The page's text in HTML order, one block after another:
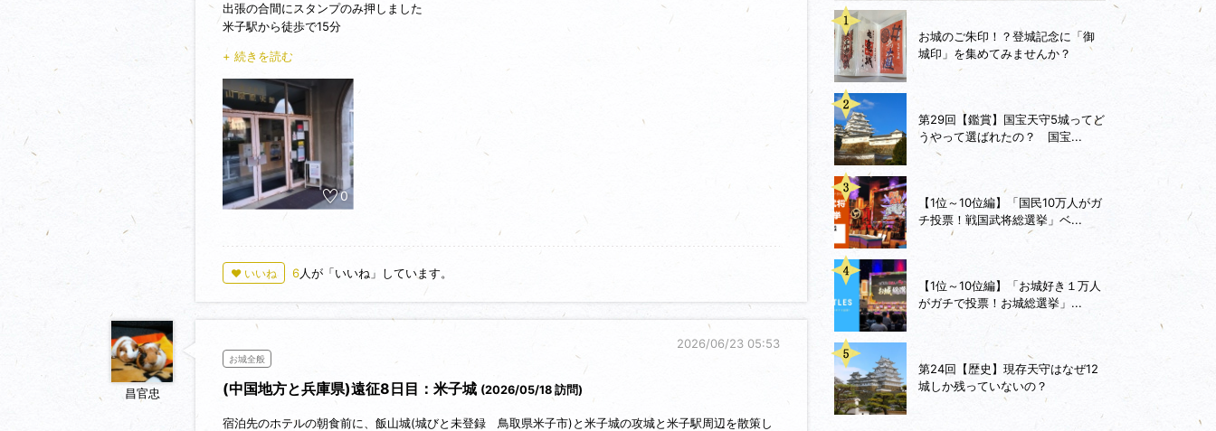
出張の合間にスタンプのみ押しました
米子駅から徒歩で15分
+ 続きを読む
0
♥ いいね 6人が「いいね」しています。
昌官忠
2026/06/23 05:53
お城全般
(中国地方と兵庫県)遠征8日目：米子城 (2026/05/18 訪問)
宿泊先のホテルの朝食前に、飯山城(城びと未登録 鳥取県米子市)と米子城の攻城と米子駅周辺を散策し
お城のご朱印！？登城記念に「御
城印」を集めてみませんか？
第29回【鑑賞】国宝天守5城ってど
うやって選ばれたの？ 国宝...
【1位～10位編】「国民10万人がガ
チ投票！戦国武将総選挙」ベ...
【1位～10位編】「お城好き１万人
がガチで投票！お城総選挙」...
第24回【歴史】現存天守はなぜ12
城しか残っていないの？